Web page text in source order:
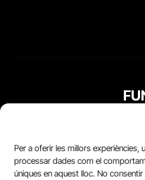
Per a oferir les millors
processar dades com el
úniques en aquest lloc. No